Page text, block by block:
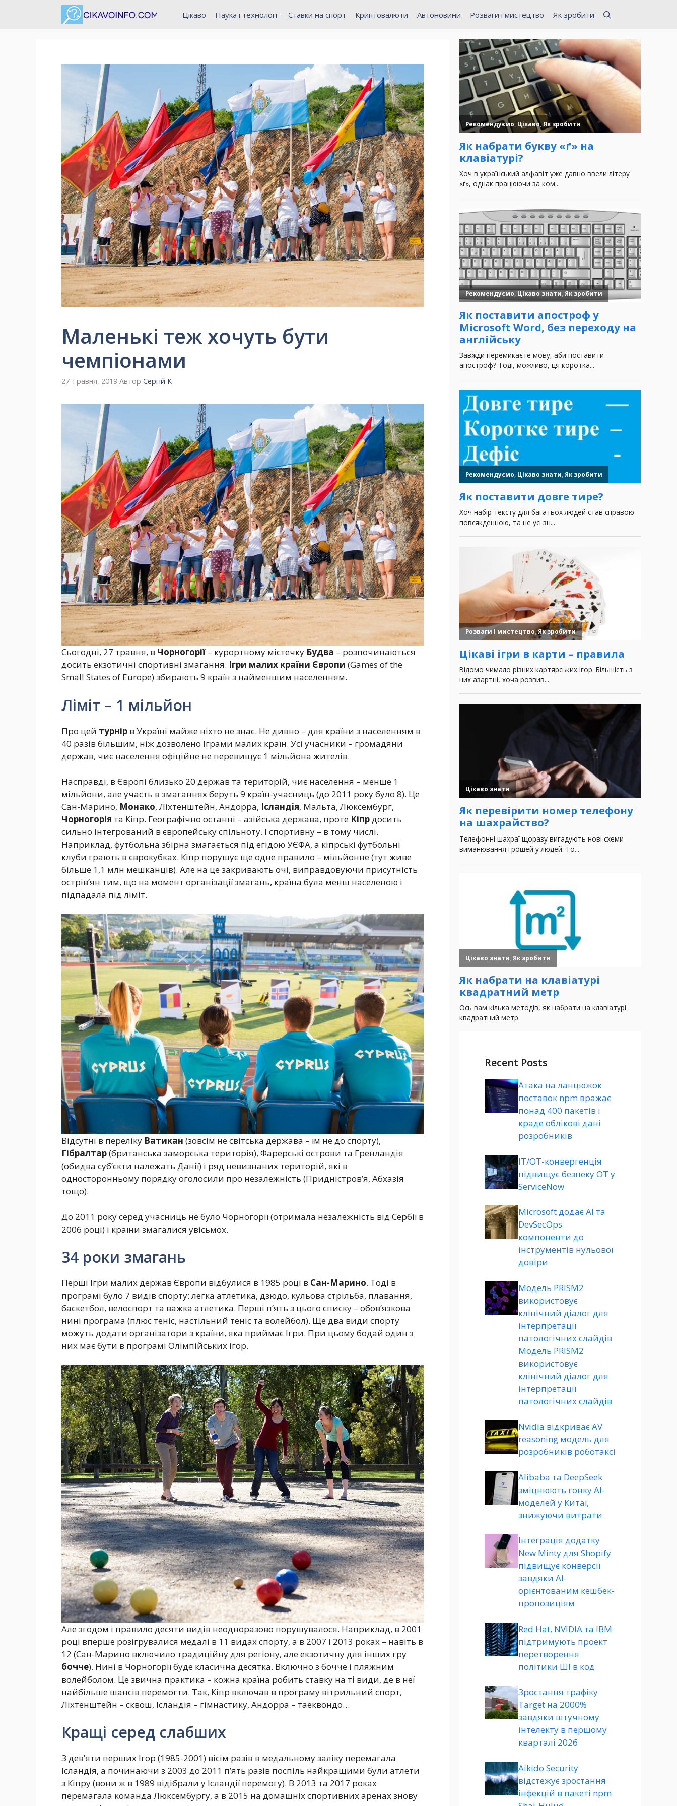
Цікаво Наука і технології Ставки на спорт Криптовалюти Автоновини Розваги і мистецтво Як зробити
Маленькі теж хочуть бути
чемпіонами
27 Травня, 2019 Автор Сергій К
Сьогодні, 27 травня, в Чорногорії – курортному містечку Будва – розпочинаються
досить екзотичні спортивні змагання. Ігри малих країни Європи (Games of the
Small States of Europe) збирають 9 країн з найменшим населенням.
Ліміт – 1 мільйон
Про цей турнір в Україні майже ніхто не знає. Не дивно – для країни з населенням в
40 разів більшим, ніж дозволено Іграми малих країн. Усі учасники – громадяни
держав, чиє населення офіційне не перевищує 1 мільйона жителів.
Насправді, в Європі близько 20 держав та територій, чиє населення – менше 1
мільйони, але участь в змаганнях беруть 9 країн-учасниць (до 2011 року було 8). Це
Сан-Марино, Монако, Ліхтенштейн, Андорра, Ісландія, Мальта, Люксембург,
Чорногорія та Кіпр. Географічно останні – азійська держава, проте Кіпрдосить
сильно інтегрований в європейську спільноту. І спортивну – в тому числі.
Наприклад, футбольна збірна змагається під егідою УЄФА, а кіпрські футбольні
клуби грають в єврокубках. Кіпр порушує ще одне правило – мільйонне (тут живе
більше 1,1 млн мешканців). Але на це закривають очі, виправдовуючи присутність
острів’ян тим, що на момент організації змагань, країна була менш населеною і
підпадала під ліміт.
Відсутні в переліку Ватикан (зовсім не світська держава – їм не до спорту),
Гібралтар(британська заморська територія), Фарерські острови та Гренландія
(обидва суб’єкти належать Данії) і ряд невизнаних територій, які в
односторонньому порядку оголосили про незалежність (Придністров’я, Абхазія
тощо).
До 2011 року серед учасниць не було Чорногорії (отримала незалежність від Сербії в
2006 році) і країни змагалися увісьмох.
34 роки змагань
Перші Ігри малих держав Європи відбулися в 1985 році в Сан-Марино. Тоді в
програмі було 7 видів спорту: легка атлетика, дзюдо, кульова стрільба, плавання,
баскетбол, велоспорт та важка атлетика. Перші п’ять з цього списку – обов’язкова
нині програма (плюс теніс, настільний теніс та волейбол). Ще два види спорту
можуть додати організатори з країни, яка приймає Ігри. При цьому бодай один з
них має бути в програмі Олімпійських ігор.
Але згодом і правило десяти видів неодноразово порушувалося. Наприклад, в 2001
році вперше розігрувалися медалі в 11 видах спорту, а в 2007 і 2013 роках – навіть в
12 (Сан-Марино включило традиційну для регіону, але екзотичну для інших гру
бочче). Нині в Чорногорії буде класична десятка. Включно з бочче і пляжним
волейболом. Це звична практика – кожна країна робить ставку на ті види, де в неї
найбільше шансів перемогти. Так, Кіпр включав в програму вітрильний спорт,
Ліхтенштейн – сквош, Ісландія – гімнастику, Андорра – таеквондо…
Кращі серед слабших
З дев’яти перших Ігор (1985-2001) вісім разів в медальному заліку перемагала
Ісландія, а починаючи з 2003 до 2011 п’ять разів поспіль найкращими були атлети
з Кіпру (вони ж в 1989 відібрали у Ісландії перемогу). В 2013 та 2017 роках
перемагала команда Люксембургу, а в 2015 на домашніх спортивних аренах знову
Recent Posts
Атака на ланцюжок
поставок npm вражає
понад 400 пакетів і
краде облікові дані
розробників
ІТ/ОТ-конвергенція
підвищує безпеку ОТ у
ServiceNow
Microsoft додає AI та
DevSecOps
компоненти до
інструментів нульової
довіри
Модель PRISM2
використовує
клінічний діалог для
інтерпретації
патологічних слайдів
Модель PRISM2
використовує
клінічний діалог для
інтерпретації
патологічних слайдів
Nvidia відкриває AV
reasoning модель для
розробників роботаксі
Alibaba та DeepSeek
зміцнюють гонку AI-
моделей у Китаї,
знижуючи витрати
Інтеграція додатку
New Minty для Shopify
підвищує конверсії
завдяки AI-
орієнтованим кешбек-
пропозиціям
Red Hat, NVIDIA та IBM
підтримують проект
перетворення
політики ШІ в код
Зростання трафіку
Target на 2000%
завдяки штучному
інтелекту в першому
кварталі 2026
Aikido Security
відстежує зростання
інфекцій в пакеті npm